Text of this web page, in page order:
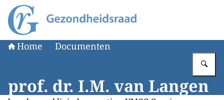
Naar de homepage van Gezondheidsraad
Home Documenten
prof. dr. I.M. van Langen